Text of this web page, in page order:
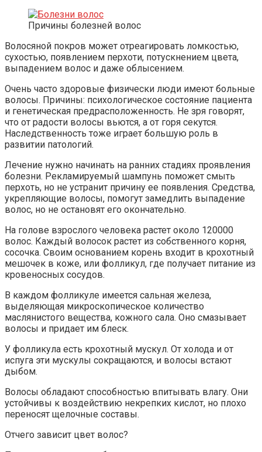
Причины болезней волос
Волосяной покров может отреагировать ломкостью,
сухостью, появлением перхоти, потускнением цвета,
выпадением волос и даже облысением.
Очень часто здоровые физически люди имеют больные
волосы. Причины: психологическое состояние пациента
и генетическая предрасположенность. Не зря говорят,
что от радости волосы вьются, а от горя секутся.
Наследственность тоже играет большую роль в
развитии патологий.
Лечение нужно начинать на ранних стадиях проявления
болезни. Рекламируемый шампунь поможет смыть
перхоть, но не устранит причину ее появления. Средства,
укрепляющие волосы, помогут замедлить выпадение
волос, но не остановят его окончательно.
На голове взрослого человека растет около 120000
волос. Каждый волосок растет из собственного корня,
сосочка. Своим основанием корень входит в крохотный
мешочек в коже, или фолликул, где получает питание из
кровеносных сосудов.
В каждом фолликуле имеется сальная железа,
выделяющая микроскопическое количество
маслянистого вещества, кожного сала. Оно смазывает
волосы и придает им блеск.
У фолликула есть крохотный мускул. От холода и от
испуга эти мускулы сокращаются, и волосы встают
дыбом.
Волосы обладают способностью впитывать влагу. Они
устойчивы к воздействию некрепких кислот, но плохо
переносят щелочные составы.
Отчего зависит цвет волос?